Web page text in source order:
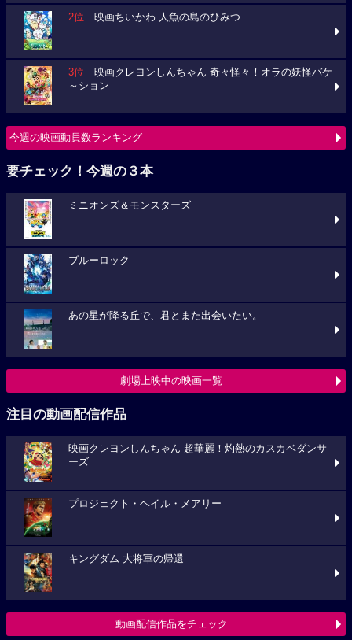
2位 映画ちいかわ 人魚の島のひみつ
3位 映画クレヨンしんちゃん 奇々怪々！オラの妖怪バケ
～ション
今週の映画動員数ランキング
要チェック！今週の３本
ミニオンズ＆モンスターズ
ブルーロック
あの星が降る丘で、君とまた出会いたい。
劇場上映中の映画一覧
注目の動画配信作品
映画クレヨンしんちゃん 超華麗！灼熱のカスカベダンサ
ーズ
プロジェクト・ヘイル・メアリー
キングダム 大将軍の帰還
動画配信作品をチェック